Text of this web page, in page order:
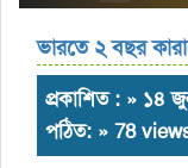
ভারতে ২ বছর
প্রকাশিত : » ১৪
পঠিত: » 78